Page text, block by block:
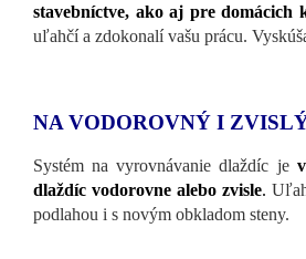
stavebníctve, ako aj pre domácich
uľahčí a zdokonalí vašu prácu.
NA VODOROVNÝ I
Systém na vyrovnávanie dlaždíc je
dlaždíc vodorovne alebo zvisle.
podlahou i s novým obkladom steny.